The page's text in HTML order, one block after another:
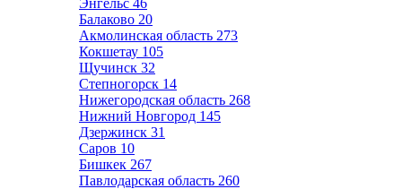
Энгельс 46
Балаково 20
Акмолинская область 273
Кокшетау 105
Щучинск 32
Степногорск 14
Нижегородская область 268
Нижний Новгород 145
Дзержинск 31
Саров 10
Бишкек 267
Павлодарская область 260